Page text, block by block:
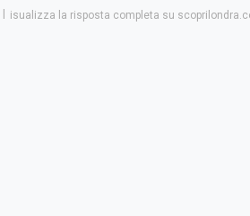
isualizza la risposta completa su